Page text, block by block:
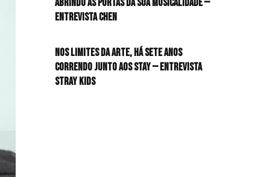
HIT!Queer
HIT!Radar
HIT!Review
Entrevista CHEN
Nos limites da arte, há sete anos
correndo junto aos STAY — Entrevista
Stray Kids